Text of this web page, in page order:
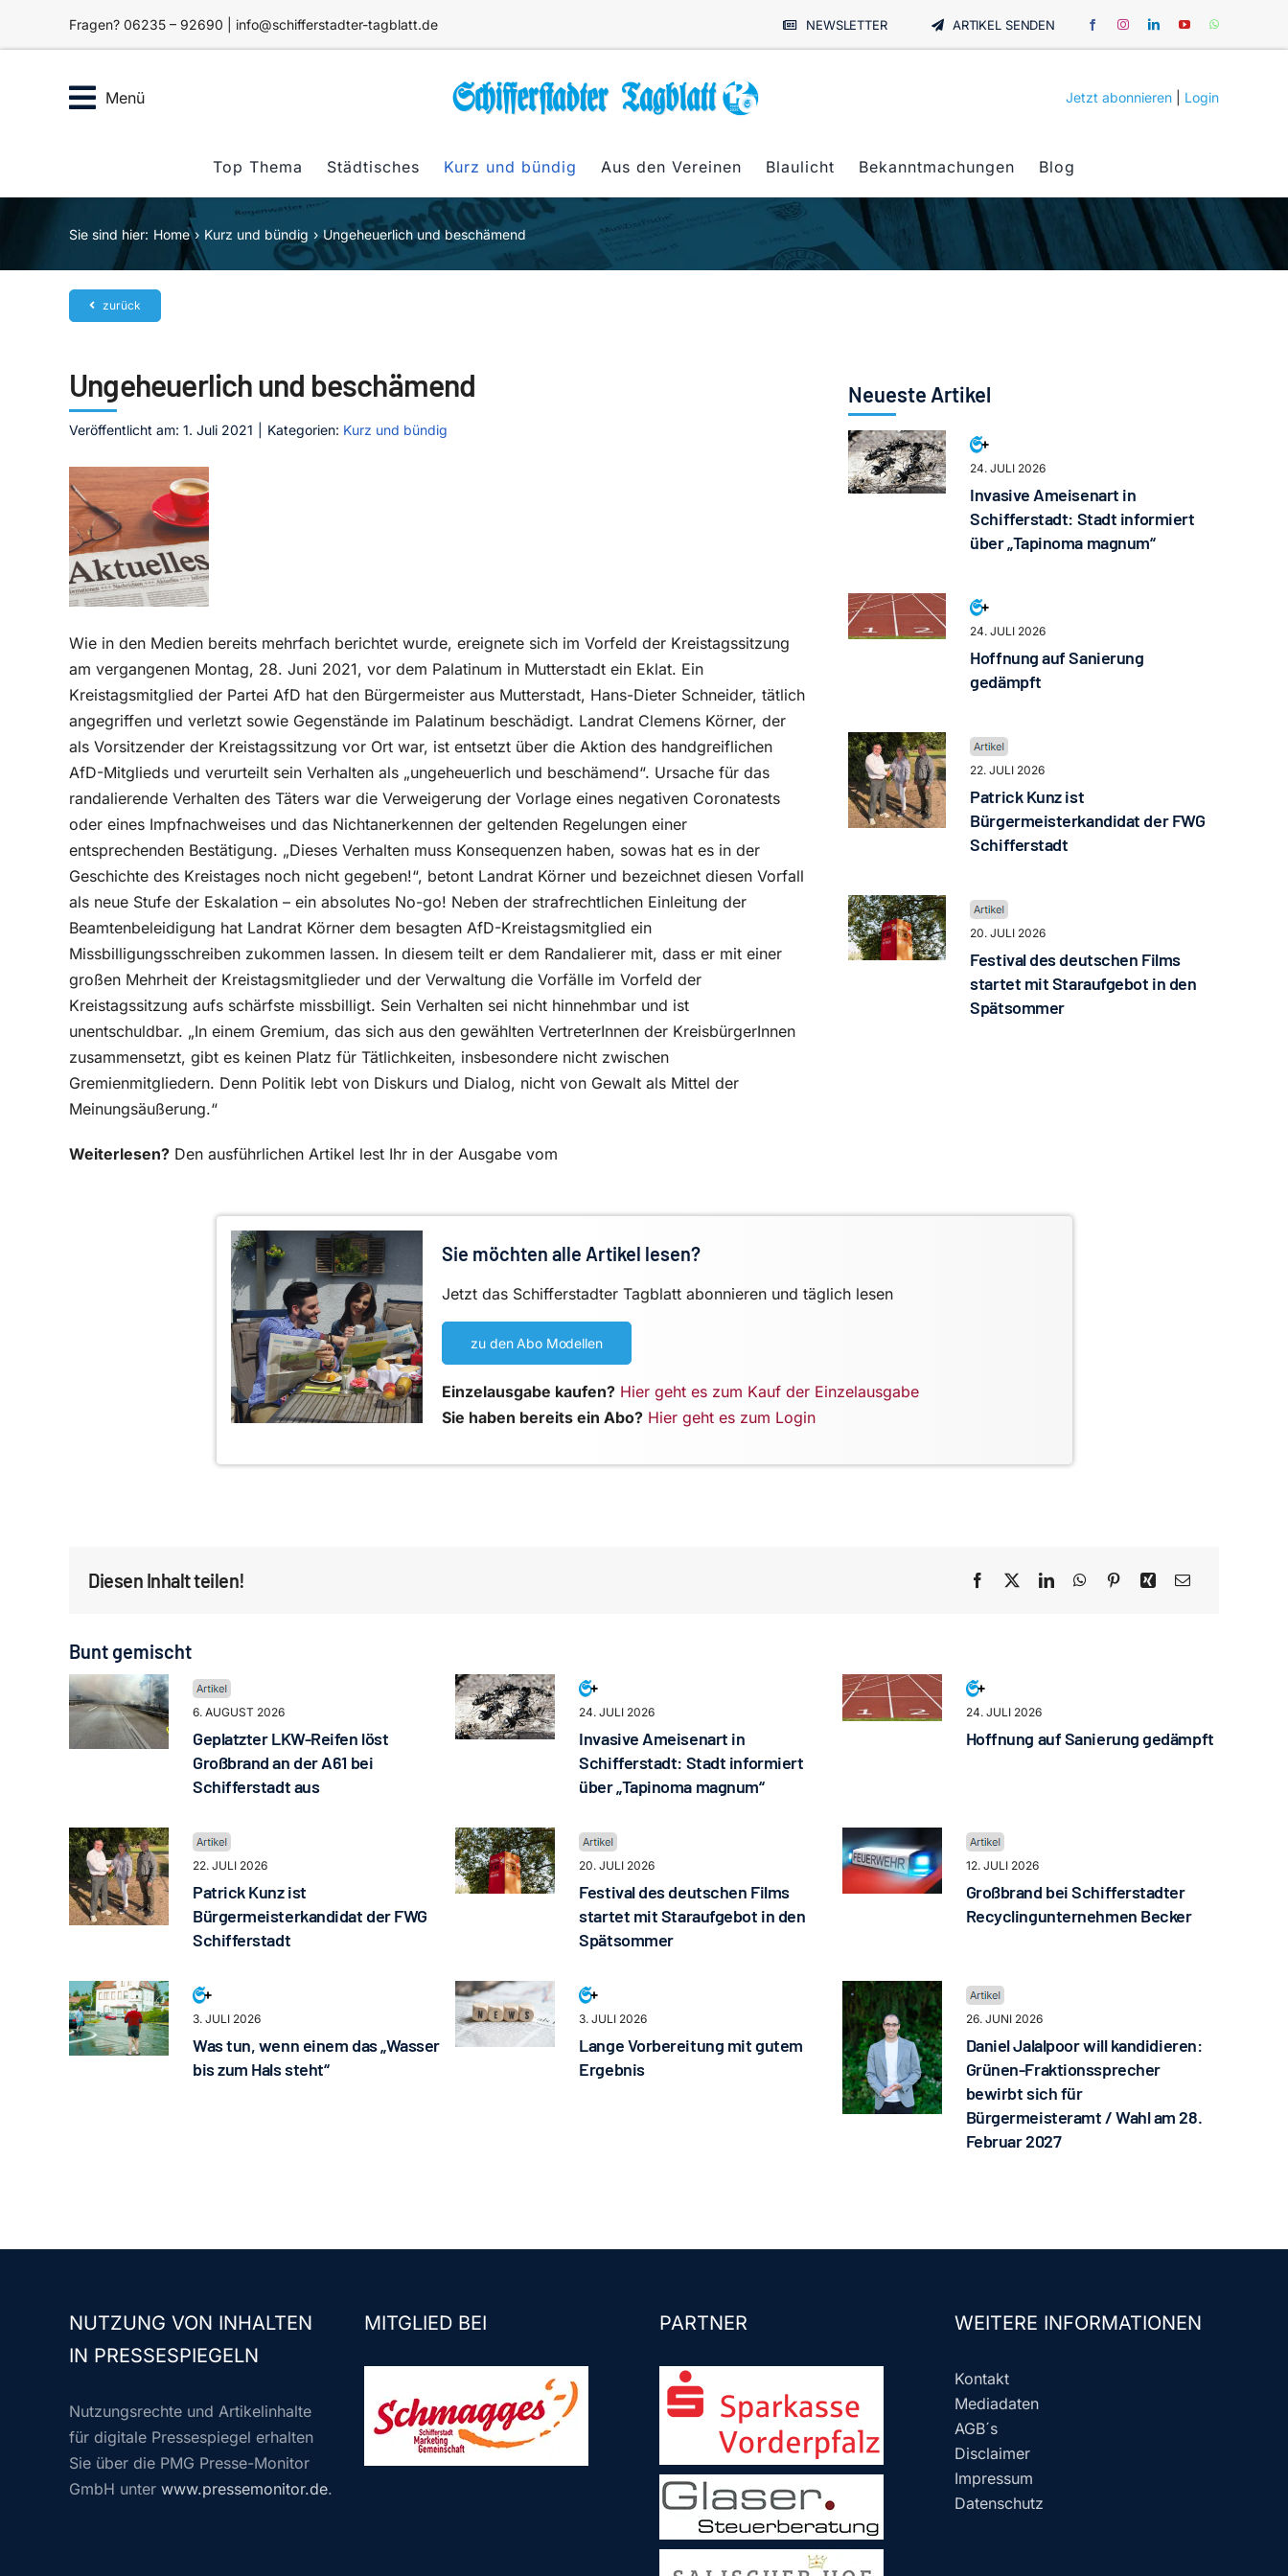
Fragen? 06235 – 92690 | info@schifferstadter-tagblatt.de NEWSLETTER ARTIKEL SENDEN
Menü Jetzt abonnieren Login
Top Thema Städtisches Kurz und bündig Aus den Vereinen Blaulicht Bekanntmachungen Blog
Sie sind hier: Home Kurz und bündig Ungeheuerlich und beschämend
zurück
Ungeheuerlich und beschämend
Veröffentlicht am: 1. Juli 2021 Kategorien: Kurz und bündig
Wie in den Medien bereits mehrfach berichtet wurde, ereignete sich im Vorfeld der Kreistagssitzung
am vergangenen Montag, 28. Juni 2021, vor dem Palatinum in Mutterstadt ein Eklat. Ein
Kreistagsmitglied der Partei AfD hat den Bürgermeister aus Mutterstadt, Hans-Dieter Schneider, tätlich
angegriffen und verletzt sowie Gegenstände im Palatinum beschädigt. Landrat Clemens Körner, der
als Vorsitzender der Kreistagssitzung vor Ort war, ist entsetzt über die Aktion des handgreiflichen
AfD-Mitglieds und verurteilt sein Verhalten als „ungeheuerlich und beschämend“. Ursache für das
randalierende Verhalten des Täters war die Verweigerung der Vorlage eines negativen Coronatests
oder eines Impfnachweises und das Nichtanerkennen der geltenden Regelungen einer
entsprechenden Bestätigung. „Dieses Verhalten muss Konsequenzen haben, sowas hat es in der
Geschichte des Kreistages noch nicht gegeben!“, betont Landrat Körner und bezeichnet diesen Vorfall
als neue Stufe der Eskalation – ein absolutes No-go! Neben der strafrechtlichen Einleitung der
Beamtenbeleidigung hat Landrat Körner dem besagten AfD-Kreistagsmitglied ein
Missbilligungsschreiben zukommen lassen. In diesem teilt er dem Randalierer mit, dass er mit einer
großen Mehrheit der Kreistagsmitglieder und der Verwaltung die Vorfälle im Vorfeld der
Kreistagssitzung aufs schärfste missbilligt. Sein Verhalten sei nicht hinnehmbar und ist
unentschuldbar. „In einem Gremium, das sich aus den gewählten VertreterInnen der KreisbürgerInnen
zusammensetzt, gibt es keinen Platz für Tätlichkeiten, insbesondere nicht zwischen
Gremienmitgliedern. Denn Politik lebt von Diskurs und Dialog, nicht von Gewalt als Mittel der
Meinungsäußerung.“
Weiterlesen? Den ausführlichen Artikel lest Ihr in der Ausgabe vom
Neueste Artikel
24. JULI 2026
Invasive Ameisenart in
Schifferstadt: Stadt informiert
über „Tapinoma magnum“
24. JULI 2026
Hoffnung auf Sanierung
gedämpft
22. JULI 2026
Patrick Kunz ist
Bürgermeisterkandidat der FWG
Schifferstadt
20. JULI 2026
Festival des deutschen Films
startet mit Staraufgebot in den
Spätsommer
Sie möchten alle Artikel lesen?
Jetzt das Schifferstadter Tagblatt abonnieren und täglich lesen
zu den Abo Modellen
Einzelausgabe kaufen? Hier geht es zum Kauf der Einzelausgabe
Sie haben bereits ein Abo? Hier geht es zum Login
Diesen Inhalt teilen!
Bunt gemischt
6. AUGUST 2026
Geplatzter LKW-Reifen löst
Großbrand an der A61 bei
Schifferstadt aus
24. JULI 2026
Invasive Ameisenart in
Schifferstadt: Stadt informiert
über „Tapinoma magnum“
24. JULI 2026
Hoffnung auf Sanierung gedämpft
22. JULI 2026
Patrick Kunz ist
Bürgermeisterkandidat der FWG
Schifferstadt
20. JULI 2026
Festival des deutschen Films
startet mit Staraufgebot in den
Spätsommer
12. JULI 2026
Großbrand bei Schifferstadter
Recyclingunternehmen Becker
3. JULI 2026
Was tun, wenn einem das „Wasser
bis zum Hals steht“
3. JULI 2026
Lange Vorbereitung mit gutem
Ergebnis
26. JUNI 2026
Daniel Jalalpoor will kandidieren:
Grünen-Fraktionssprecher
bewirbt sich für
Bürgermeisteramt / Wahl am 28.
Februar 2027
NUTZUNG VON INHALTEN
IN PRESSESPIEGELN
Nutzungsrechte und Artikelinhalte
für digitale Pressespiegel erhalten
Sie über die PMG Presse-Monitor
GmbH unter www.pressemonitor.de.
MITGLIED BEI PARTNER WEITERE INFORMATIONEN
Kontakt
Mediadaten
AGB´s
Disclaimer
Impressum
Datenschutz